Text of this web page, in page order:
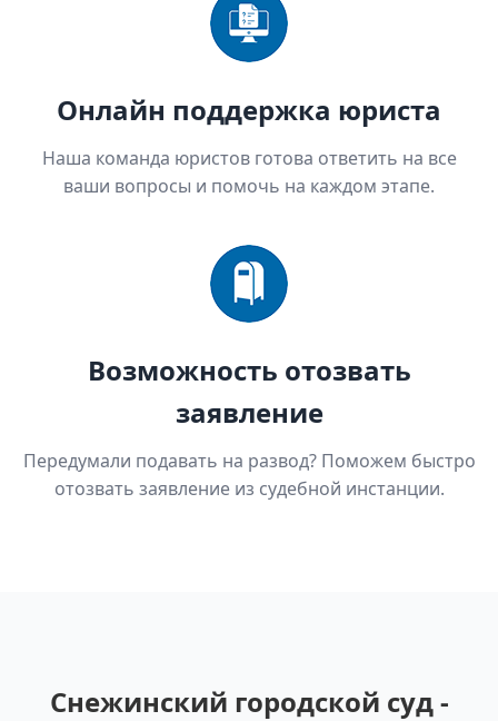
Онлайн поддержка юриста
Наша команда юристов готова ответить на все
ваши вопросы и помочь на каждом этапе.
Возможность отозвать
заявление
Передумали подавать на развод? Поможем быстро
отозвать заявление из судебной инстанции.
Снежинский городской суд -